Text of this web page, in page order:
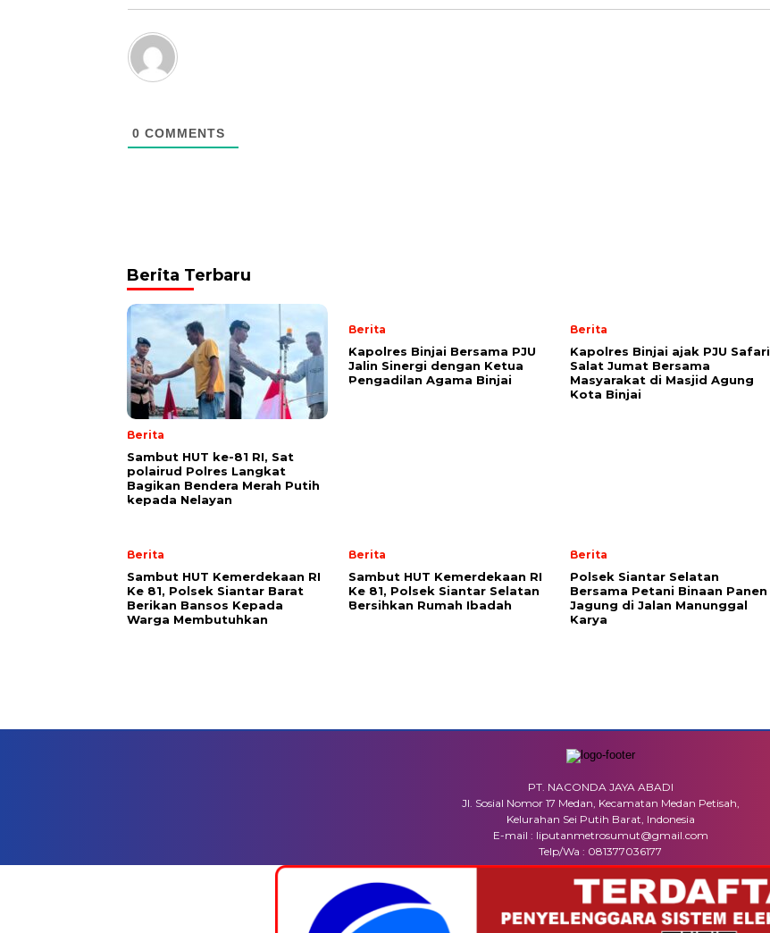
0 COMMENTS
Berita Terbaru
Berita
Sambut HUT ke-81 RI, Sat
polairud Polres Langkat
Bagikan Bendera Merah Putih
kepada Nelayan
Berita
Kapolres Binjai Bersama PJU
Jalin Sinergi dengan Ketua
Pengadilan Agama Binjai
Berita
Kapolres Binjai ajak PJU Safari
Salat Jumat Bersama
Masyarakat di Masjid Agung
Kota Binjai
Berita
Sambut HUT Kemerdekaan RI
Ke 81, Polsek Siantar Barat
Berikan Bansos Kepada
Warga Membutuhkan
Berita
Sambut HUT Kemerdekaan RI
Ke 81, Polsek Siantar Selatan
Bersihkan Rumah Ibadah
Berita
Polsek Siantar Selatan
Bersama Petani Binaan Panen
Jagung di Jalan Manunggal
Karya
PT. NACONDA JAYA ABADI
Jl. Sosial Nomor 17 Medan, Kecamatan Medan Petisah,
Kelurahan Sei Putih Barat, Indonesia
E-mail : liputanmetrosumut@gmail.com
Telp/Wa : 081377036177